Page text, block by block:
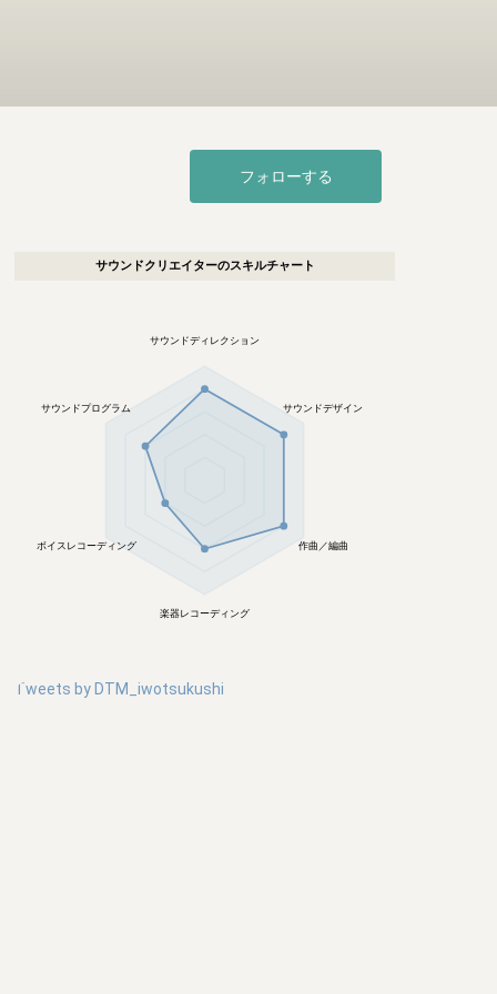
フォローする
サウンドクリエイターのスキルチャート
サウンドディレクション
サウンドデザイン
作曲／編曲
楽器レコーディング
ボイスレコーディング
サウンドプログラム
Tweets by DTM_iwotsukushi